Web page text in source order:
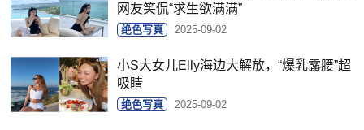
网友笑侃“求生欲满满”
绝色写真 2025-09-02
小S大女儿Elly海边大解放，“爆乳露腰”超
吸睛
绝色写真 2025-09-02